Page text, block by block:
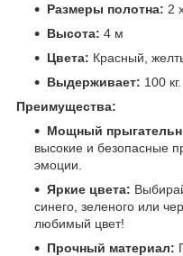
Размеры полотна: 2
Высота: 4 м
Цвета: Красный,
Выдерживает: 100 кг.
Преимущества:
Мощный
высокие и безопасные
эмоции.
Яркие цвета:
синего, зеленого или
любимый цвет!
Прочный материал: